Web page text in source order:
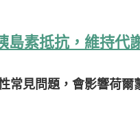
島素抵抗，維持代
常見問題，會影響荷